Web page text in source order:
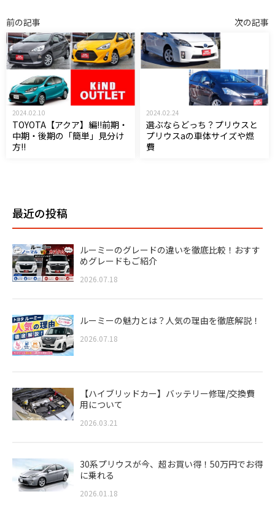
前の記事
2024.02.10
TOYOTA【アクア】編!!前期・
中期・後期の「簡単」見分け
方!!
次の記事
2024.02.24
選ぶならどっち？プリウスと
プリウスaの車体サイズや燃
費
最近の投稿
ルーミーのグレードの違いを徹底比較！おすす
めグレードもご紹介
2026.07.18
ルーミーの魅力とは？人気の理由を徹底解説！
2026.07.18
【ハイブリッドカー】バッテリー修理/交換費
用について
2026.03.21
30系プリウスが今、超お買い得！50万円でお得
に乗れる
2026.01.18